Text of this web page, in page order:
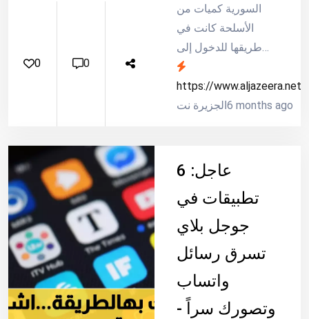
0 0
السورية كميات من
الأسلحة كانت في
طريقها للدخول إلى
الأراضي اللبنانية عبر
منطقة القلمون.
https://www.aljazeera.net
الجزيرة نت6 months ago
عاجل: 6
تطبيقات في
جوجل بلاي
تسرق رسائل
واتساب
وتصورك سراً -